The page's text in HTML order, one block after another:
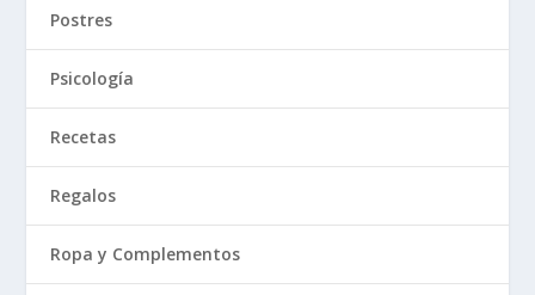
Postres
Psicología
Recetas
Regalos
Ropa y Complementos